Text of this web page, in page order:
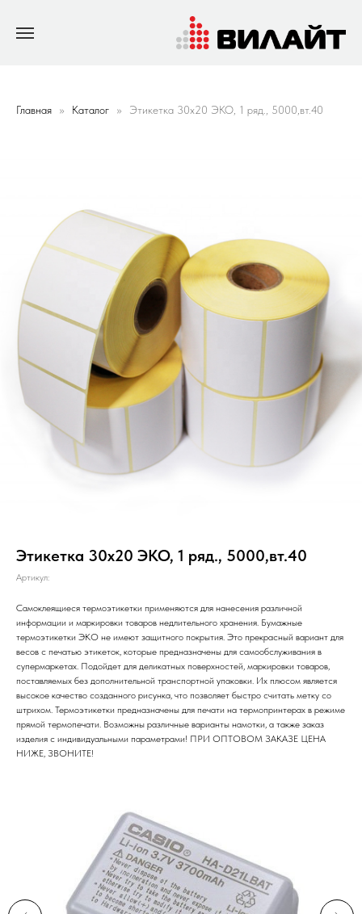
Главная Каталог Этикетка 30х20 ЭКО, 1 ряд., 5000,вт.40
Этикетка 30х20 ЭКО, 1 ряд., 5000,вт.40
Артикул:
Самоклеящиеся термоэтикетки применяются для нанесения различной
информации и маркировки товаров недлительного хранения. Бумажные
термоэтикетки ЭКО не имеют защитного покрытия. Это прекрасный вариант для
весов с печатью этикеток, которые предназначены для самообслуживания в
супермаркетах. Подойдет для деликатных поверхностей, маркировки товаров,
поставляемых без дополнительной транспортной упаковки. Их плюсом является
высокое качество созданного рисунка, что позволяет быстро считать метку со
штрихом. Термоэтикетки предназначены для печати на термопринтерах в режиме
прямой термопечати. Возможны различные варианты намотки, а также заказ
изделия с индивидуальными параметрами! ПРИ ОПТОВОМ ЗАКАЗЕ ЦЕНА
НИЖЕ, ЗВОНИТЕ!